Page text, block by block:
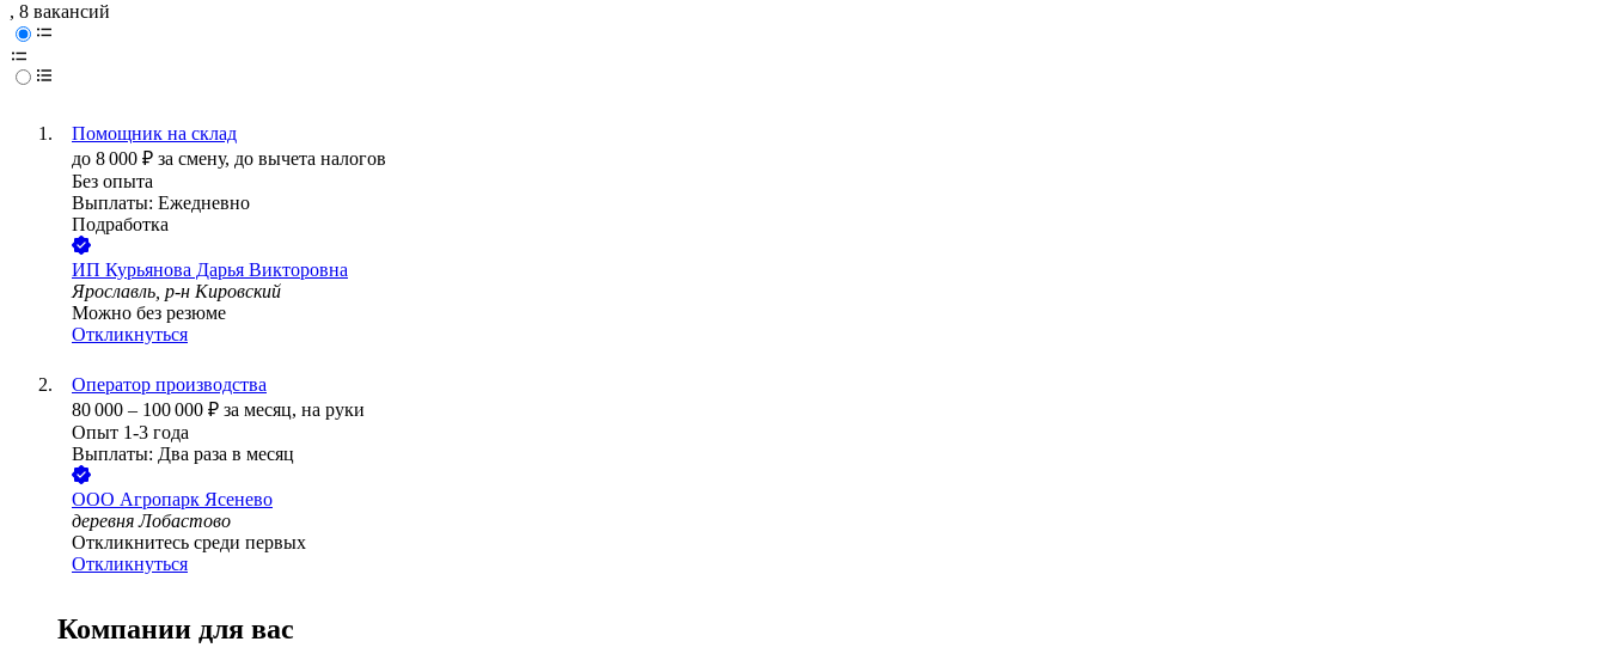
, 8 вакансий
Помощник на склад
до 8 000 ₽ за смену, до вычета налогов
Без опыта
Выплаты: Ежедневно
Подработка
ИП Курьянова Дарья Викторовна
Ярославль, р-н Кировский
Можно без резюме
Откликнуться
Оператор производства
80 000 – 100 000 ₽ за месяц, на руки
Опыт 1-3 года
Выплаты: Два раза в месяц
ООО Агропарк Ясенево
деревня Лобастово
Откликнитесь среди первых
Откликнуться
Компании для вас